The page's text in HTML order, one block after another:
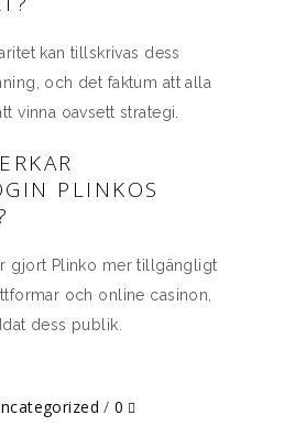
kan tillskrivas dess
och det faktum att alla
vinna oavsett strategi.
PLINKOS
gjort Plinko mer tillgängligt
och online casinon,
dess publik.
0